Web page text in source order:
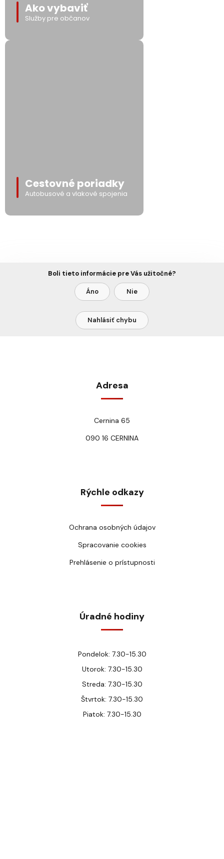
Ako vybaviť
Služby pre občanov
Cestovné poriadky
Autobusové a vlakové spojenia
Boli tieto informácie pre Vás užitočné?
Áno Nie
Nahlásiť chybu
Adresa
Cernina 65
090 16 CERNINA
Rýchle odkazy
Ochrana osobných údajov
Spracovanie cookies
Prehlásenie o prístupnosti
Úradné hodiny
Pondelok: 7.30-15.30
Utorok: 7.30-15.30
Streda: 7.30-15.30
Štvrtok: 7.30-15.30
Piatok: 7.30-15.30